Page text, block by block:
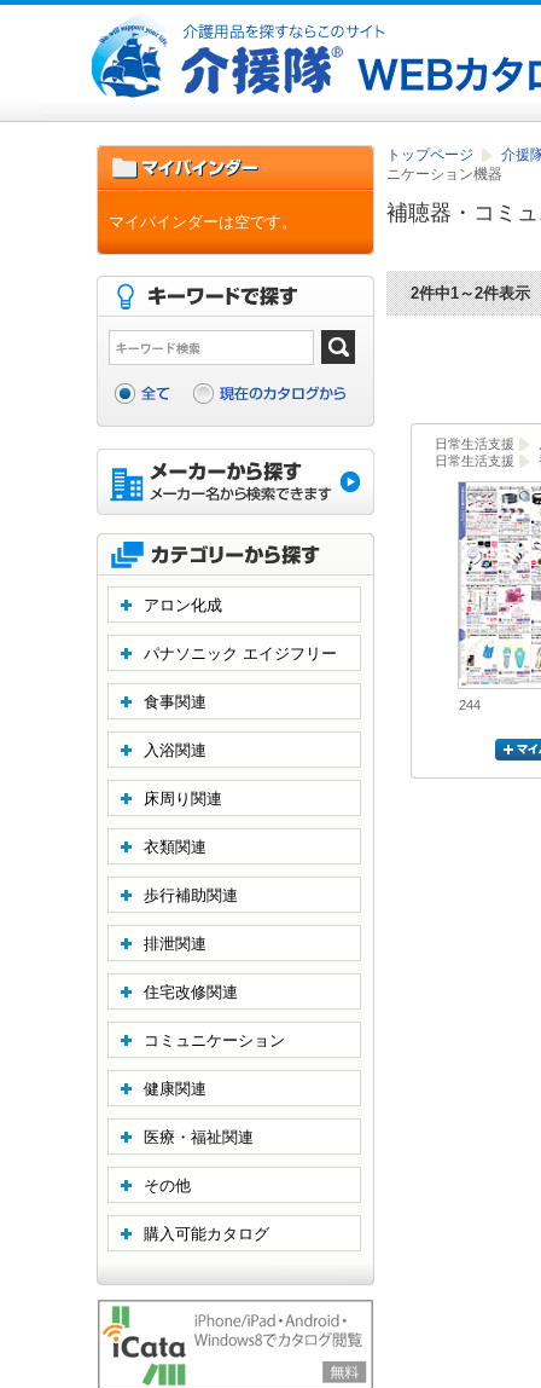
トップページ
介援
ニケーション機器
補聴器・コミ
2件中1～2件表示
日常生活支援
日常生活支援
244
マイバインダーは空です。
アロン化成
パナソニック エイジフリー
食事関連
入浴関連
床周り関連
衣類関連
歩行補助関連
排泄関連
住宅改修関連
コミュニケーション
健康関連
医療・福祉関連
その他
購入可能カタログ